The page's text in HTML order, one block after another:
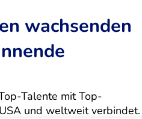
wachsenden
Talente mit Top-
und weltweit verbindet.